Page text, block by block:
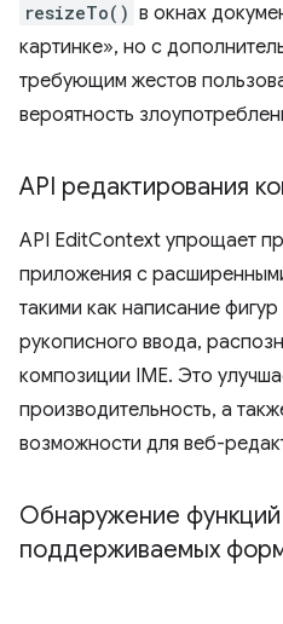
resizeTo() в окнах
картинке», но с
требующим жестов
вероятность
API редактирования
API EditContext упрощает
приложения с
такими как написание
рукописного ввода,
композиции IME. Это
производительность, а
возможности для веб-
Обнаружение
поддерживаемых